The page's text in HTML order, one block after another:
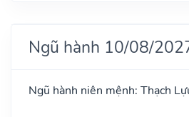
Ngũ hành 10/08/
Ngũ hành niên mệnh: Thạch